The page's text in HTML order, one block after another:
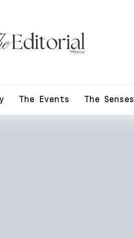
The Events The Senses